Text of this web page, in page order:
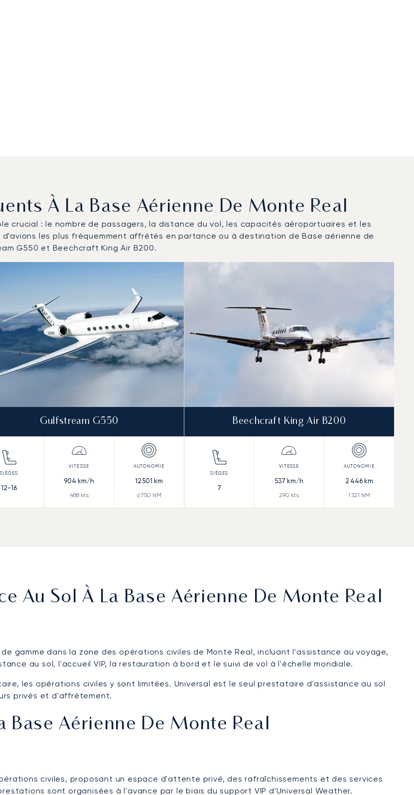
À La Base Aérienne De Monte Real
crucial : le nombre de passagers, la distance du vol, les capacités aéroportuaires et les
les plus fréquemment affrétés en partance ou à destination de Base aérienne de
G550 et Beechcraft King Air B200.
fréquentés en nombre de mouvements en 2025
Gulfstream G550
12-16
904 km/h
488kts
12 501 km
6 750 NM
Beechcraft King Air B200
7
537 km/h
290 kts
2 446km
1 321 NM
Au Sol À La Base Aérienne De Monte Real
gamme dans la zone des opérations civiles de Monte Real, incluant l'assistance au voyage,
au sol, l'accueil VIP, la restauration à bord et le suivi de vol à l'échelle mondiale.
les opérations civiles y sont limitées. Universal est le seul prestataire d'assistance au sol
privés et d'affrètement.
Base Aérienne De Monte Real
civiles, proposant un espace d'attente privé, des rafraîchissements et des services
sont organisées à l'avance par le biais du support VIP d'Universal Weather.